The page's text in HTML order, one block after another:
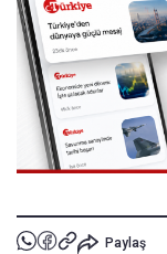
Paylaş